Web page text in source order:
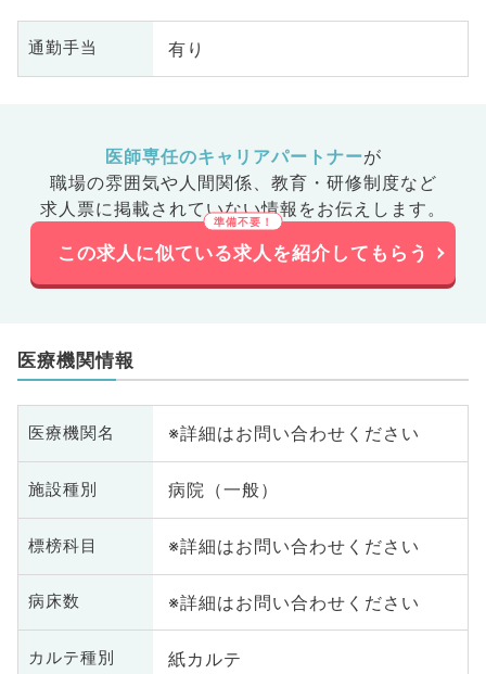
通勤手当 有り
医師専任のキャリアパートナーが
職場の雰囲気や人間関係、 教育・研修制度など
求人票に掲載されていない情報をお伝えします。
この求人に似ている求人を紹介してもらう
医療機関情報
医療機関名 ※詳細はお問い合わせください
施設種別 病院（一般）
標榜科目 ※詳細はお問い合わせください
病床数 ※詳細はお問い合わせください
カルテ種別 紙カルテ